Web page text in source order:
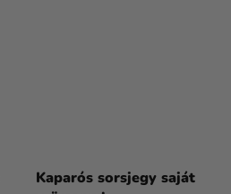
Kaparós sorsjegy saját